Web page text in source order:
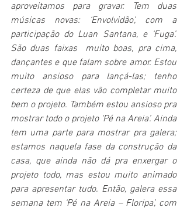
aproveitamos para gravar. Tem duas
músicas novas: ‘Envolvidão’, com a
participação do Luan Santana, e ‘Fuga’.
São duas faixas  muito boas, pra cima,
dançantes e que falam sobre amor. Estou
muito ansioso para lançá-las; tenho
certeza de que elas vão completar muito
bem o projeto. Também estou ansioso pra
mostrar todo o projeto ‘Pé na Areia’. Ainda
tem uma parte para mostrar pra galera;
estamos naquela fase da construção da
casa, que ainda não dá pra enxergar o
projeto todo, mas estou muito animado
para apresentar tudo. Então, galera essa
semana tem ‘Pé na Areia – Floripa’, com